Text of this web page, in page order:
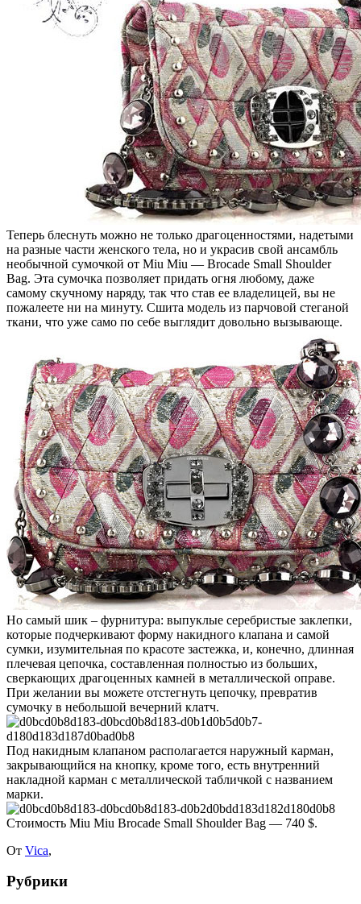
Теперь блеснуть можно не только драгоценностями, надетыми
на разные части женского тела, но и украсив свой ансамбль
необычной сумочкой от Miu Miu — Brocade Small Shoulder
Bag. Эта сумочка позволяет придать огня любому, даже
самому скучному наряду, так что став ее владелицей, вы не
пожалеете ни на минуту. Сшита модель из парчовой стеганой
ткани, что уже само по себе выглядит довольно вызывающе.
Но самый шик – фурнитура: выпуклые серебристые заклепки,
которые подчеркивают форму накидного клапана и самой
сумки, изумительная по красоте застежка, и, конечно, длинная
плечевая цепочка, составленная полностью из больших,
сверкающих драгоценных камней в металлической оправе.
При желании вы можете отстегнуть цепочку, превратив
сумочку в небольшой вечерний клатч.
Под накидным клапаном располагается наружный карман,
закрывающийся на кнопку, кроме того, есть внутренний
накладной карман с металлической табличкой с названием
марки.
Стоимость Miu Miu Brocade Small Shoulder Bag — 740 $.
От Vica,
Рубрики